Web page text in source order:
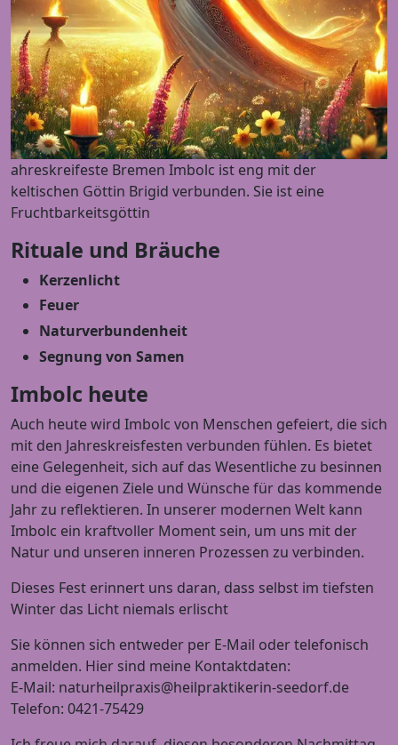
ahreskreifeste Bremen Imbolc ist eng mit der
keltischen Göttin Brigid verbunden. Sie ist eine
Fruchtbarkeitsgöttin
Rituale und Bräuche
Kerzenlicht
Feuer
Naturverbundenheit
Segnung von Samen
Imbolc heute
Auch heute wird Imbolc von Menschen gefeiert, die sich
mit den Jahreskreisfesten verbunden fühlen. Es bietet
eine Gelegenheit, sich auf das Wesentliche zu besinnen
und die eigenen Ziele und Wünsche für das kommende
Jahr zu reflektieren. In unserer modernen Welt kann
Imbolc ein kraftvoller Moment sein, um uns mit der
Natur und unseren inneren Prozessen zu verbinden.
Dieses Fest erinnert uns daran, dass selbst im tiefsten
Winter das Licht niemals erlischt
Sie können sich entweder per E-Mail oder telefonisch
anmelden. Hier sind meine Kontaktdaten:
E-Mail: naturheilpraxis@heilpraktikerin-seedorf.de
Telefon: 0421-75429